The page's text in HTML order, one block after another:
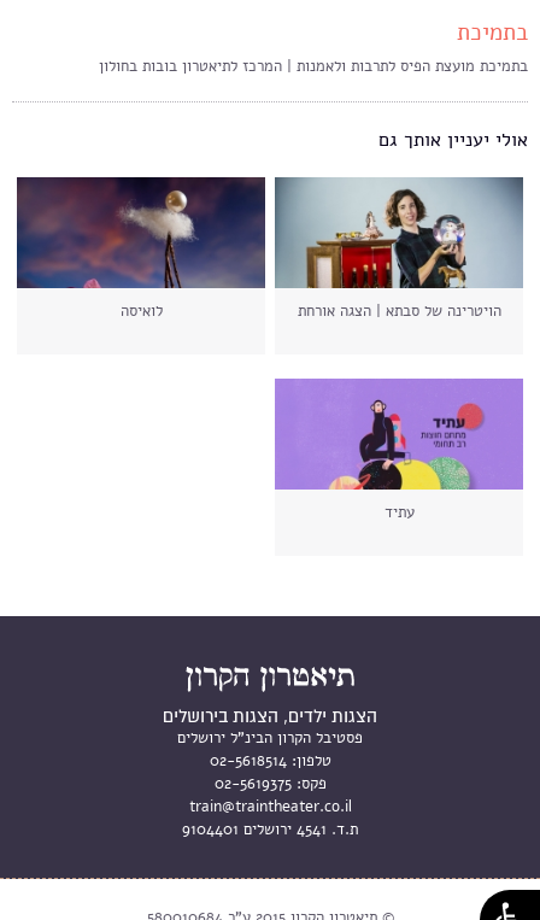
בתמיכת
בתמיכת מועצת הפיס לתרבות ולאמנות | המרכז לתיאטרון בובות בחולון
אולי יעניין אותך גם
הויטרינה של סבתא | הצגה אורחת לואיסה
עתיד
הצגות ילדים, הצגות בירושלים
פסטיבל הקרון הבינ"ל ירושלים
טלפון: 02-5618514
פקס: 02-5619375
train@traintheater.co.il
ת.ד. 4541 ירושלים 9104401